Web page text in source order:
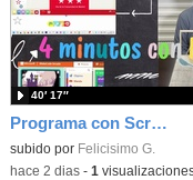
Programa con Scratch juegos con los partidos del mundial 2026 ganados por España
Contenido educativo.
subido por Felicisimo G.
40′ 17″
-hace 2 dias- 1